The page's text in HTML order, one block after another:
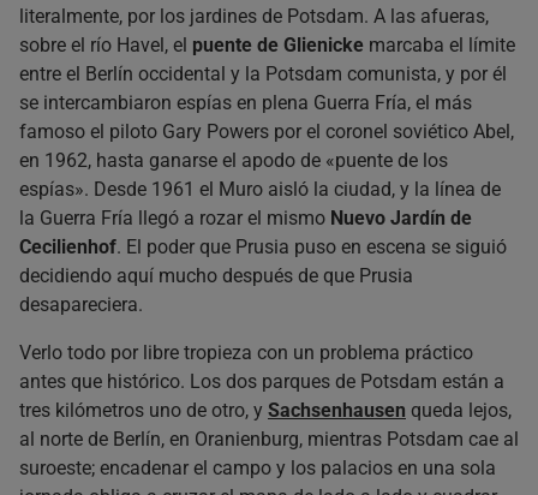
literalmente, por los jardines de Potsdam. A las afueras,
sobre el río Havel, el puente de Glienicke marcaba el límite
entre el Berlín occidental y la Potsdam comunista, y por él
se intercambiaron espías en plena Guerra Fría, el más
famoso el piloto Gary Powers por el coronel soviético Abel,
en 1962, hasta ganarse el apodo de «puente de los
espías». Desde 1961 el Muro aisló la ciudad, y la línea de
la Guerra Fría llegó a rozar el mismo Nuevo Jardín de
Cecilienhof. El poder que Prusia puso en escena se siguió
decidiendo aquí mucho después de que Prusia
desapareciera.
Verlo todo por libre tropieza con un problema práctico
antes que histórico. Los dos parques de Potsdam están a
tres kilómetros uno de otro, y Sachsenhausen queda lejos,
al norte de Berlín, en Oranienburg, mientras Potsdam cae al
suroeste; encadenar el campo y los palacios en una sola